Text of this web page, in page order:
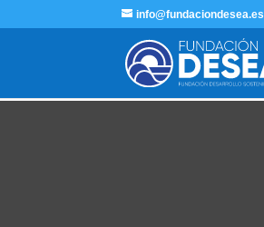
info@fundaciondesea.es